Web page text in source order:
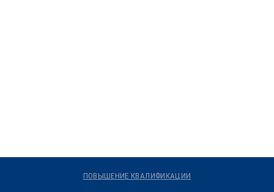
ПОВЫШЕНИЕ КВАЛИФИКАЦИИ